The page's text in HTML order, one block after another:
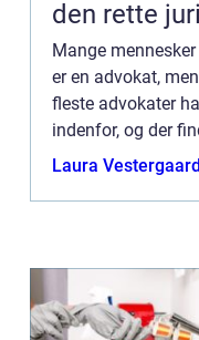
den rette
Mange
er en advokat,
fleste advokater
indenfor, og der
slags advokater.
Laura Vestergaard